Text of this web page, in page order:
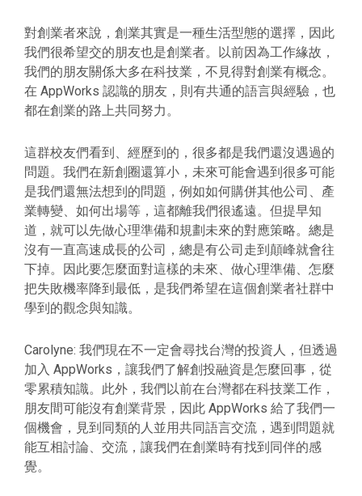
對創業者來說，創業其實是一種生活型態的選擇，因此
我們很希望交的朋友也是創業者。以前因為工作緣故，
我們的朋友關係大多在科技業，不見得對創業有概念。
在 AppWorks 認識的朋友，則有共通的語言與經驗，也
都在創業的路上共同努力。
這群校友們看到、經歷到的，很多都是我們還沒遇過的
問題。我們在新創圈還算小，未來可能會遇到很多可能
是我們還無法想到的問題，例如如何購併其他公司、產
業轉變、如何出場等，這都離我們很遙遠。但提早知
道，就可以先做心理準備和規劃未來的對應策略。總是
沒有一直高速成長的公司，總是有公司走到顛峰就會往
下掉。因此要怎麼面對這樣的未來、做心理準備、怎麼
把失敗機率降到最低，是我們希望在這個創業者社群中
學到的觀念與知識。
Carolyne: 我們現在不一定會尋找台灣的投資人，但透過
加入 AppWorks，讓我們了解創投融資是怎麼回事，從
零累積知識。此外，我們以前在台灣都在科技業工作，
朋友間可能沒有創業背景，因此 AppWorks 給了我們一
個機會，見到同類的人並用共同語言交流，遇到問題就
能互相討論、交流，讓我們在創業時有找到同伴的感
覺。